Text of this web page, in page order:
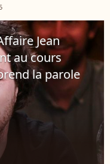
accusé d'avoir tué sa
qui dure depuis...
Jean
au cours
la parole